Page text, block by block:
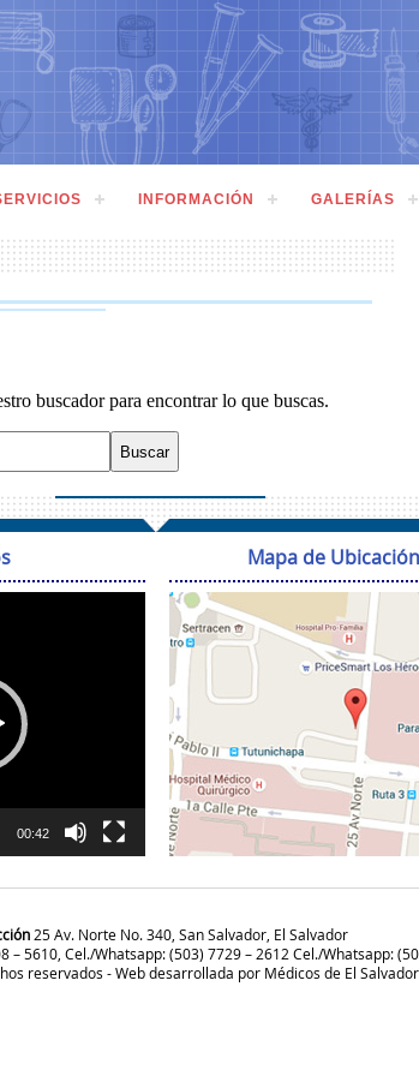
INFORMACIÓN GALERÍAS
buscador para encontrar lo que buscas.
00:42
Mapa de Ubicación
25 Av. Norte No. 340, San Salvador, El Salvador
– 5610, Cel./Whatsapp: (503) 7729 – 2612 Cel./Whatsapp:
reservados - Web desarrollada por Médicos de El Salvador